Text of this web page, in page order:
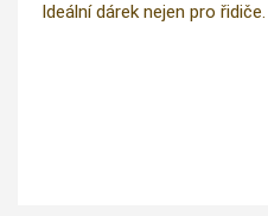
Ideální dárek nejen pro řidiče.